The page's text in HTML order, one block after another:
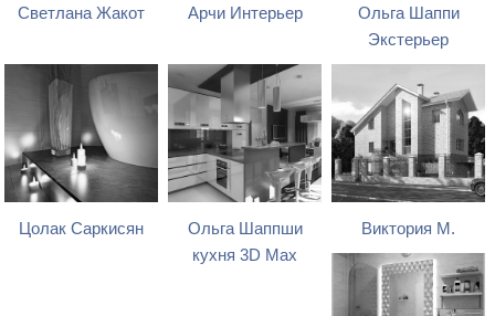
Светлана Жакот Арчи Интерьер
Ольга Шаппи
Экстерьер
Цолак Саркисян
Ольга Шаппши
кухня 3D Max
Виктория М.